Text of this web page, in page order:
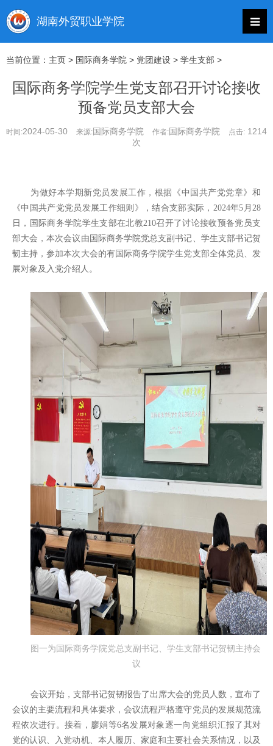
当前位置： 主页 > 国际商务学院 > 党团建设 > 学生支部 >
国际商务学院学生党支部召开讨论接收
预备党员支部大会
时间:2024-05-30 来源:国际商务学院 作者:国际商务学院 点击: 1214
次
为做好本学期新党员发展工作，根据《中国共产党党章》和
《中国共产党党员发展工作细则》，结合支部实际，2024年5月28
日，国际商务学院学生支部在北教210召开了讨论接收预备党员支
部大会，本次会议由国际商务学院党总支副书记、学生支部书记贺
韧主持，参加本次大会的有国际商务学院学生党支部全体党员、发
展对象及入党介绍人。
图一为国际商务学院党总支副书记、学生支部书记贺韧主持会
议
会议开始，支部书记贺韧报告了出席大会的党员人数，宣布了
会议的主要流程和具体要求，会议流程严格遵守党员的发展规范流
程依次进行。接着，廖娟等6名发展对象逐一向党组织汇报了其对
党的认识、入党动机、本人履历、家庭和主要社会关系情况，以及